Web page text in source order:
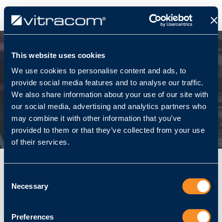
This website uses cookies
We use cookies to personalise content and ads, to
provide social media features and to analyse our traffic.
We also share information about your use of our site with
our social media, advertising and analytics partners who
may combine it with other information that you’ve
provided to them or that they’ve collected from your use
of their services.
Selection
Necessary
Preferences
Security
Kontaktieren Sie uns
Sturzerkennung / Hilflose
Person detektieren